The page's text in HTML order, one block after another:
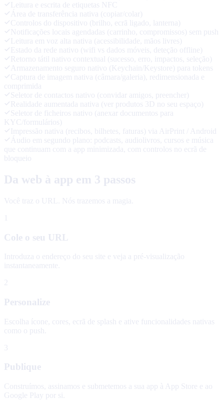
Leitura e escrita de etiquetas NFC
Área de transferência nativa (copiar/colar)
Controlos do dispositivo (brilho, ecrã ligado, lanterna)
Notificações locais agendadas (carrinho, compromissos) sem push
Leitura em voz alta nativa (acessibilidade, mãos livres)
Estado da rede nativo (wifi vs dados móveis, deteção offline)
Retorno tátil nativo contextual (sucesso, erro, impactos, seleção)
Armazenamento seguro nativo (Keychain/Keystore) para tokens
Captura de imagem nativa (câmara/galeria), redimensionada e
comprimida
Seletor de contactos nativo (convidar amigos, preencher)
Realidade aumentada nativa (ver produtos 3D no seu espaço)
Seletor de ficheiros nativo (anexar documentos para
KYC/formulários)
Impressão nativa (recibos, bilhetes, faturas) via AirPrint / Android
Áudio em segundo plano: podcasts, audiolivros, cursos e música
que continuam com a app minimizada, com controlos no ecrã de
bloqueio
Da web à app em 3 passos
Você traz o URL. Nós trazemos a magia.
Cole o seu URL
Introduza o endereço do seu site e veja a pré-visualização
instantaneamente.
Personalize
Escolha ícone, cores, ecrã de splash e ative funcionalidades nativas
como o push.
3
Publique
Construímos, assinamos e submetemos a sua app à App Store e ao
Google Play por si.